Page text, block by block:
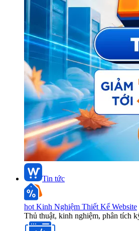
Tin tức
hot Kinh Nghiệm Thiết Kế Website
Thủ thuật, kinh nghiệm, phân tích